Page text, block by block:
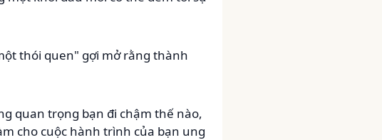
thói quen" gợi mở rằng thành
quan trọng bạn đi chậm thế nào,
cho cuộc hành trình của bạn ung